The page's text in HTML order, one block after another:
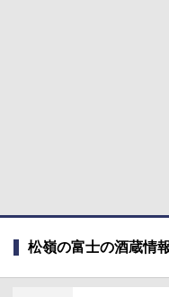
松嶺の富士の酒蔵情